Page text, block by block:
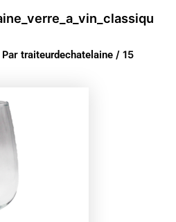
Partraiteurdechatelaine/15